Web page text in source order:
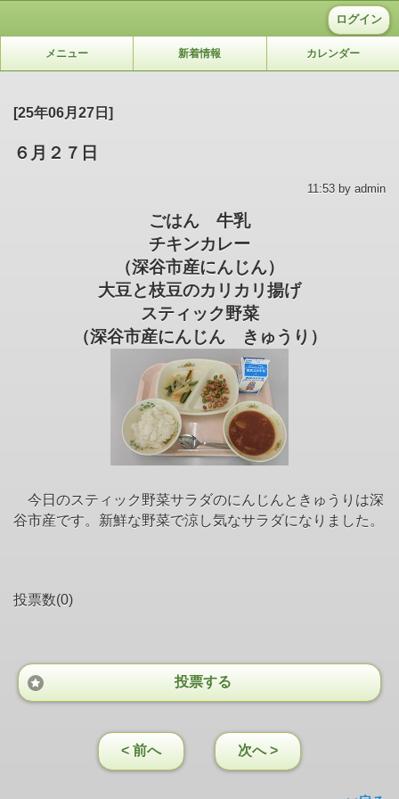
ログイン
メニュー 新着情報 カレンダー
[25年06月27日]
６月２７日
11:53 by admin
ごはん 牛乳
チキンカレー
（深谷市産にんじん）
大豆と枝豆のカリカリ揚げ
スティック野菜
（深谷市産にんじん きゅうり）
今日のスティック野菜サラダのにんじんときゅうりは深
谷市産です。新鮮な野菜で涼し気なサラダになりました。
投票数(0)
投票する
< 前へ 次へ >